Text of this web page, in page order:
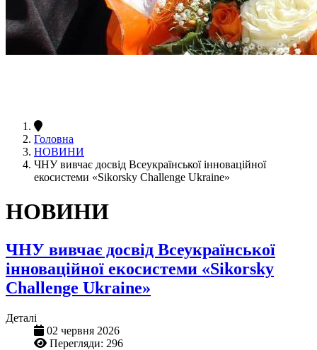
Головна
НОВИНИ
ЧНУ вивчає досвід Всеукраїнської інноваційної
екосистеми «Sikorsky Challenge Ukraine»
НОВИНИ
ЧНУ вивчає досвід Всеукраїнської
інноваційної екосистеми «Sikorsky
Challenge Ukraine»
Деталі
02 червня 2026
Перегляди: 296